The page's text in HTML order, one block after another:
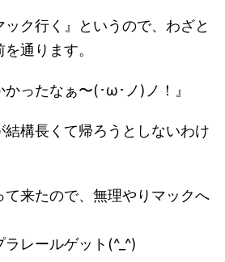
ック行く』というので、わざと
通ります。
かったなぁ〜(･ω･ノ)ノ！』
結構長くて帰ろうとしないわけ
て来たので、無理やりマックへ
レールゲット(^_^)